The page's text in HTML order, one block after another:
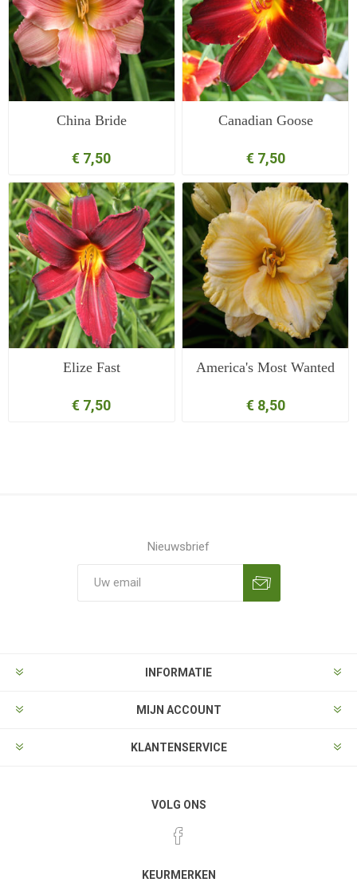
China Bride
€ 7,50
Canadian Goose
€ 7,50
Elize Fast
€ 7,50
America's Most Wanted
€ 8,50
Nieuwsbrief
INFORMATIE
MIJN ACCOUNT
KLANTENSERVICE
VOLG ONS
KEURMERKEN